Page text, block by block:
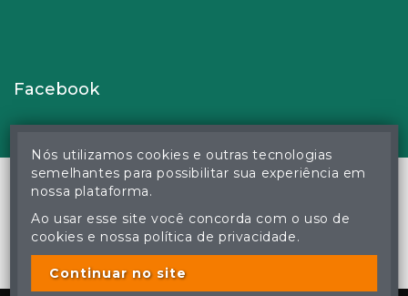
Facebook
© Gustavo Correa Pereira da Silva - Leiloeiro Público Oficial -
Matrícula nº 26 JUCEMS - Todos os direitos reservados
A cópia ou reprodução não autorizada do conteúdo deste site
poderá acarretar em penas previstas em lei.
Nós utilizamos cookies e outras tecnologias
semelhantes para possibilitar sua experiência em
nossa plataforma.
Ao usar esse site você concorda com o uso de
cookies e nossa política de privacidade.
Continuar no site